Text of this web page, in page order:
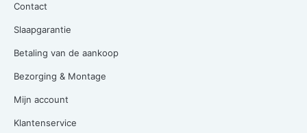
Contact
Slaapgarantie
Betaling van de aankoop
Bezorging & Montage
Mijn account
Klantenservice